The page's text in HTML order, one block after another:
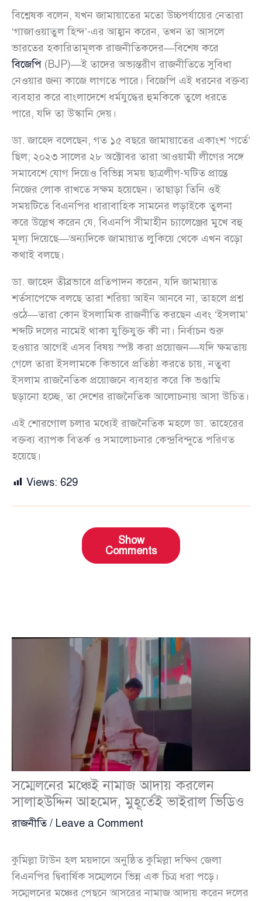
বিশ্লেষক বলেন, যখন জামায়াতের মতো উচ্চপর্যায়ের নেতারা
‘গাজাওয়াতুল হিন্দ’-এর আহ্বান করেন, তখন তা আসলে
ভারতের হকারিতামূলক রাজনীতিকদের—বিশেষ করে
বিজেপি (BJP)—ই তাদের অভ্যন্তরীণ রাজনীতিতে সুবিধা
নেওয়ার জন্য কাজে লাগতে পারে। বিজেপি এই ধরনের বক্তব্য
ব্যবহার করে বাংলাদেশে ধর্মযুদ্ধের হুমকিকে তুলে ধরতে
পারে, যদি তা উস্কানি দেয়।
ডা. জাহেদ বলেছেন, গত ১৫ বছরে জামায়াতের একাংশ ‘গর্তে’
ছিল; ২০২৩ সালের ২৮ অক্টোবর তারা আওয়ামী লীগের সঙ্গে
সমাবেশে যোগ দিয়েও বিভিন্ন সময় ছাত্রলীগ-ঘটিত প্রান্তে
নিজের লোক রাখতে সক্ষম হয়েছেন। তাছাড়া তিনি ওই
সময়টিতে বিএনপির ধারাবাহিক সামনের লড়াইকে তুলনা
করে উল্লেখ করেন যে, বিএনপি সীমাহীন চ্যালেঞ্জের মুখে বহু
মূল্য দিয়েছে—অন্যদিকে জামায়াত লুকিয়ে থেকে এখন বড়ো
কথাই বলছে।
ডা. জাহেদ তীব্রভাবে প্রতিপাদন করেন, যদি জামায়াত
শর্তসাপেক্ষে বলছে তারা শরিয়া আইন আনবে না, তাহলে প্রশ্ন
ওঠে—তারা কোন ইসলামিক রাজনীতি করছেন এবং ‘ইসলাম’
শব্দটি দলের নামেই থাকা যুক্তিযুক্ত কী না। নির্বাচন শুরু
হওয়ার আগেই এসব বিষয় স্পষ্ট করা প্রয়োজন—যদি ক্ষমতায়
গেলে তারা ইসলামকে কিভাবে প্রতিষ্ঠা করতে চায়, নতুবা
ইসলাম রাজনৈতিক প্রয়োজনে ব্যবহার করে কি ভণ্ডামি
ছড়ানো হচ্ছে, তা দেশের রাজনৈতিক আলোচনায় আসা উচিত।
এই শোরগোল চলার মধ্যেই রাজনৈতিক মহলে ডা. তাহেরের
বক্তব্য ব্যাপক বিতর্ক ও সমালোচনার কেন্দ্রবিন্দুতে পরিণত
হয়েছে।
Views: 629
Show
Comments
সম্মেলনের মঞ্চেই নামাজ আদায় করলেন
সালাহউদ্দিন আহমেদ, মুহূর্তেই ভাইরাল ভিডিও
রাজনীতি/ Leave a Comment
কুমিল্লা টাউন হল ময়দানে অনুষ্ঠিত কুমিল্লা দক্ষিণ জেলা
বিএনপির দ্বিবার্ষিক সম্মেলনে ভিন্ন এক চিত্র ধরা পড়ে।
সম্মেলনের মঞ্চের পেছনে আসরের নামাজ আদায় করেন দলের